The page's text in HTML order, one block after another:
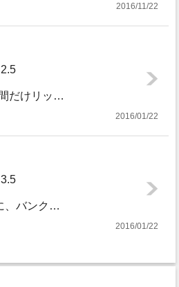
2016/11/22
2.5
2015年の8月から4ヶ月間だけリッチモンドというエリアに住んでましたが、ここは車がなければ少し不便です。ダウンタウンに行くにはバスに乗り、カナダラインに...
2016/01/22
3.5
大学のリサーチのために、バンクーバーのリッチモンドという地域に4ヶ月ほど住んでました。バンクーバーというと都市という感じですが、私が住んでたのはスティーブ...
2016/01/22